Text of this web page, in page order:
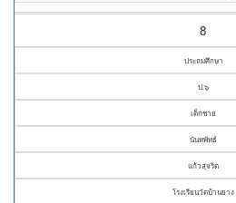
8
ประถมศึกษา
ป.๖
เด็กชาย
นันทพัทธ์
แก้วสุจริต
โรงเรียนวัดบ้านยาง